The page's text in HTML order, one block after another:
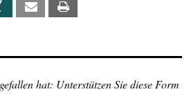
Xing Email
hat: Unterstützen Sie diese Form